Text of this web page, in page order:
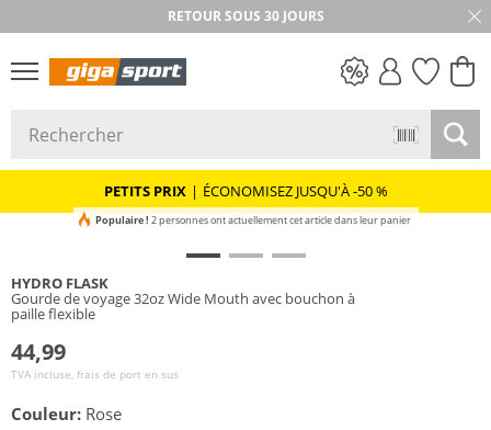
RETOUR SOUS 30 JOURS
PETITS PRIX | ÉCONOMISEZ JUSQU'À -50 %
Populaire ! 2 personnes ont actuellement cet article dans leur panier
HYDRO FLASK
Gourde de voyage 32oz Wide Mouth avec bouchon à
paille flexible
44,99
TVA incluse, frais de port en sus
Couleur: Rose